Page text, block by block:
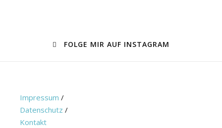
FOLGE MIR AUF INSTAGRAM
Impressum /
Datenschutz /
Kontakt